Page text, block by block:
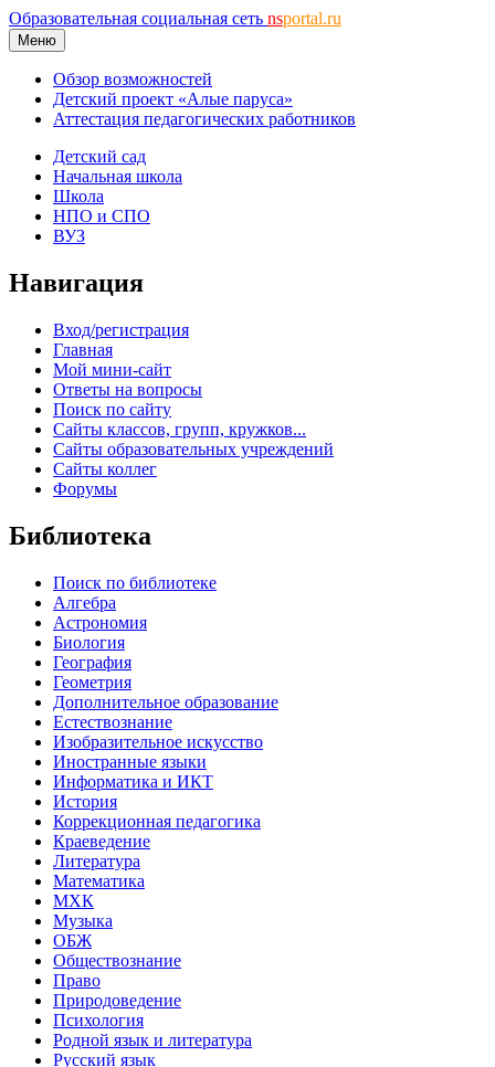
Образовательная социальная сеть nsportal.ru
Меню
Обзор возможностей
Детский проект «Алые паруса»
Аттестация педагогических работников
Детский сад
Начальная школа
Школа
НПО и СПО
ВУЗ
Навигация
Вход/регистрация
Главная
Мой мини-сайт
Ответы на вопросы
Поиск по сайту
Сайты классов, групп, кружков...
Сайты образовательных учреждений
Сайты коллег
Форумы
Библиотека
Поиск по библиотеке
Алгебра
Астрономия
Биология
География
Геометрия
Дополнительное образование
Естествознание
Изобразительное искусство
Иностранные языки
Информатика и ИКТ
История
Коррекционная педагогика
Краеведение
Литература
Математика
МХК
Музыка
ОБЖ
Обществознание
Право
Природоведение
Психология
Родной язык и литература
Русский язык